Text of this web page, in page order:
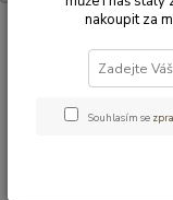
BARE Domácí obuv
FARE
5202401 -
nakoupit za
Souhlasím se